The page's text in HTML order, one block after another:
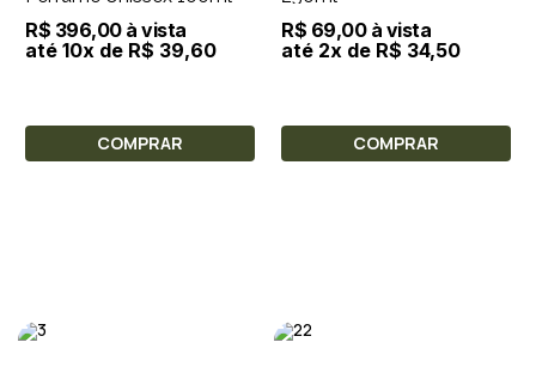
R$ 396,00 à vista
até 10x de R$ 39,60
COMPRAR
R$ 69,00 à vista
até 2x de R$ 34,50
COMPRAR